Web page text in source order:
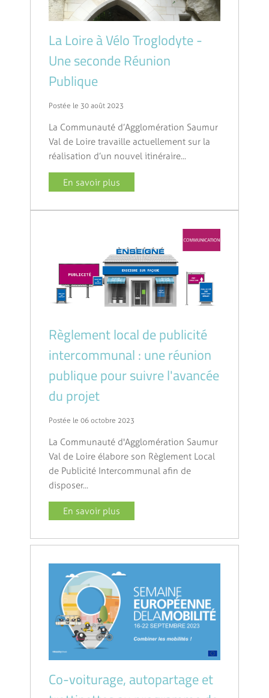
La Loire à Vélo Troglodyte -
Une seconde Réunion
Publique
Postée le 30 août 2023
La Communauté d’Agglomération Saumur
Val de Loire travaille actuellement sur la
réalisation d’un nouvel itinéraire...
En savoir plus
Règlement local de publicité
intercommunal : une réunion
publique pour suivre l'avancée
du projet
Postée le 06 octobre 2023
La Communauté d'Agglomération Saumur
Val de Loire élabore son Règlement Local
de Publicité Intercommunal afin de
disposer...
En savoir plus
Co-voiturage, autopartage et